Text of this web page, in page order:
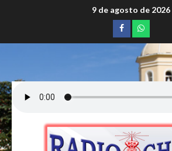
9 de agosto de 2026
Facebookwhatsapp